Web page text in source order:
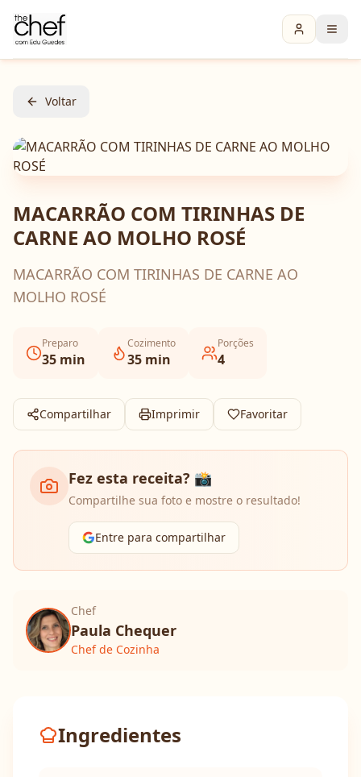
Voltar
MACARRÃO COM TIRINHAS DE
CARNE AO MOLHO ROSÉ
MACARRÃO COM TIRINHAS DE CARNE AO
MOLHO ROSÉ
Preparo
35 min
Cozimento
35 min
Porções
4
Compartilhar Imprimir Favoritar
Fez esta receita? 📸
Compartilhe sua foto e mostre o resultado!
Entre para compartilhar
Chef
Paula Chequer
Chef de Cozinha
Ingredientes